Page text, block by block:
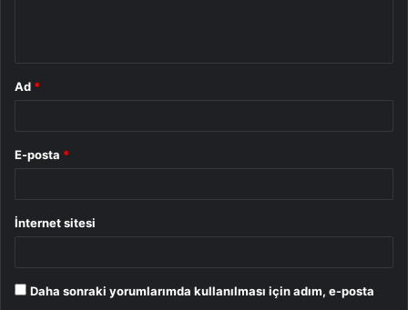
Ad *
E-posta *
İnternet sitesi
Daha sonraki yorumlarımda kullanılması için adım, e-posta